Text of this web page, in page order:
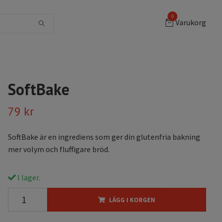
0
Varukorg
SoftBake
79 kr
SoftBake är en ingrediens som ger din glutenfria bakning
mer volym och fluffigare bröd.
I lager.
LÄGG I KORGEN